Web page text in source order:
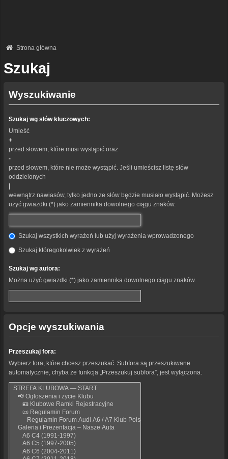
Strona główna
Szukaj
Wyszukiwanie
Szukaj wg słów kluczowych:
Umieść
+
przed słowem, które musi wystąpić oraz
-
przed słowem, które nie może wystąpić. Jeśli umieścisz listę słów
oddzielonych
wewnątrz nawiasów, tylko jedno ze słów będzie musiało wystąpić. Możesz
użyć gwiazdki (*) jako zamiennika dowolnego ciągu znaków.
Szukaj wszystkich wyrażeń lub użyj wyrażenia wprowadzonego
Szukaj któregokolwiek z wyrażeń
Szukaj wg autora:
Można użyć gwiazdki (*) jako zamiennika dowolnego ciągu znaków.
Opcje wyszukiwania
Przeszukaj fora:
Wybierz fora, które chcesz przeszukać. Subfora są przeszukiwane
automatycznie, chyba że funkcja „Przeszukuj subfora”, jest wyłączona.